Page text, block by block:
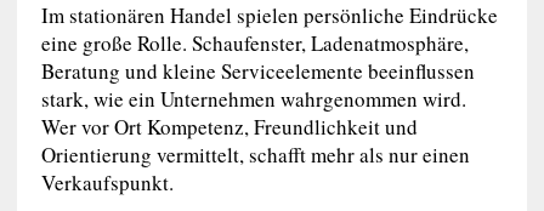
Im stationären Handel spielen persönliche Eindrücke
eine große Rolle. Schaufenster, Ladenatmosphäre,
Beratung und kleine Serviceelemente beeinflussen
stark, wie ein Unternehmen wahrgenommen wird.
Wer vor Ort Kompetenz, Freundlichkeit und
Orientierung vermittelt, schafft mehr als nur einen
Verkaufspunkt.